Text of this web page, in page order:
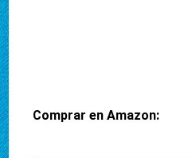
Comprar en Amazon: